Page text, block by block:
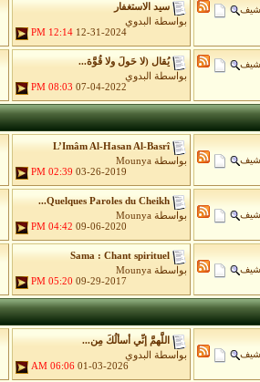
سيد الاستغفار
بواسطة
البدوي
12-31-2024
12:14 PM
يُقال (لا حَولَ ولا قُوَّة...
بواسطة
البدوي
07-04-2022
08:03 PM
L’Imâm Al-Hasan Al-Basrî
بواسطة Mounya
03-26-2019
02:39 PM
Quelques Paroles du Cheikh...
بواسطة Mounya
09-06-2020
04:42 PM
Sama : Chant spirituel
بواسطة Mounya
09-29-2017
05:20 PM
اللَّهمَّ إنِّي أسألُكَ مِن...
بواسطة
البدوي
01-03-2026
06:06 AM